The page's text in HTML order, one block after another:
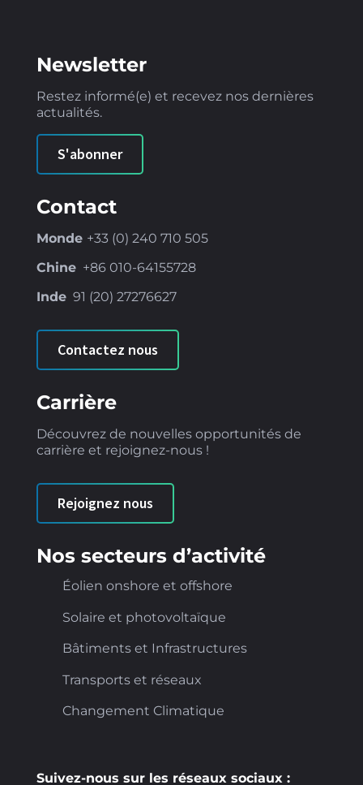
Newsletter
Restez informé(e) et recevez nos dernières
actualités.
S'abonner
Contact
Monde +33 (0) 240 710 505
Chine+86 010-64155728
Inde 91 (20) 27276627
Contactez nous
Carrière
Découvrez de nouvelles opportunités de
carrière et rejoignez-nous !
Rejoignez nous
Nos secteurs d’activité
Éolien onshore et offshore
Solaire et photovoltaïque
Bâtiments et Infrastructures
Transports et réseaux
Changement Climatique
Suivez-nous sur les réseaux sociaux :